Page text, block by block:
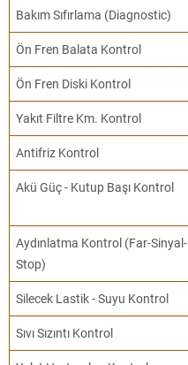
Bakım Sıfırlama (Diagnostic)
Ön Fren Balata Kontrol
Ön Fren Diski Kontrol
Yakıt Filtre Km. Kontrol
Antifriz Kontrol
Akü Güç - Kutup Başı Kontrol
Aydınlatma Kontrol (Far-Sinyal-
Stop)
Silecek Lastik - Suyu Kontrol
Sıvı Sızıntı Kontrol